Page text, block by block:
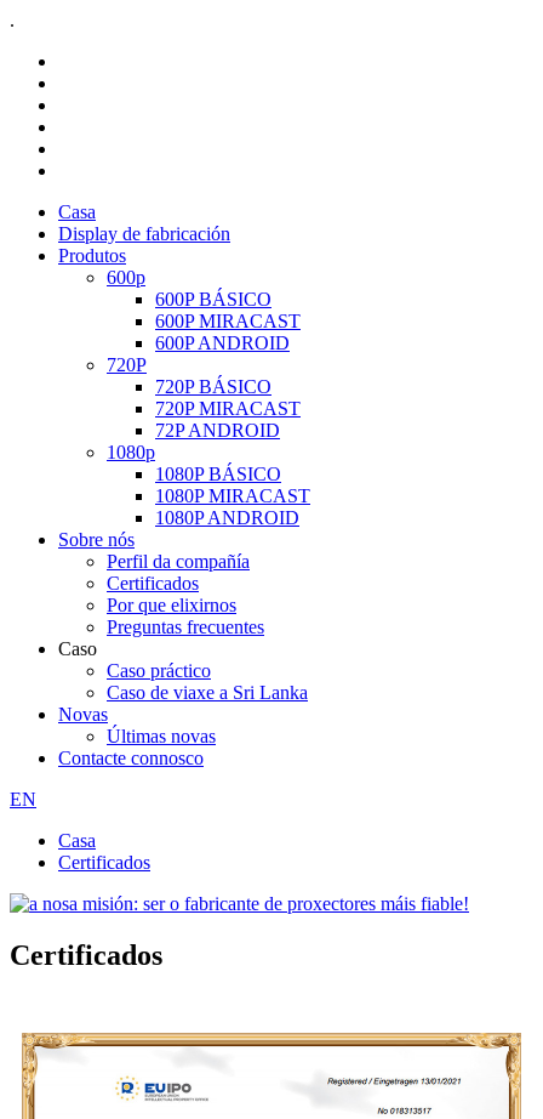
.
Casa
Display de fabricación
Produtos
600p
600P BÁSICO
600P MIRACAST
600P ANDROID
720P
720P BÁSICO
720P MIRACAST
72P ANDROID
1080p
1080P BÁSICO
1080P MIRACAST
1080P ANDROID
Sobre nós
Perfil da compañía
Certificados
Por que elixirnos
Preguntas frecuentes
Caso
Caso práctico
Caso de viaxe a Sri Lanka
Novas
Últimas novas
Contacte connosco
EN
Casa
Certificados
Certificados